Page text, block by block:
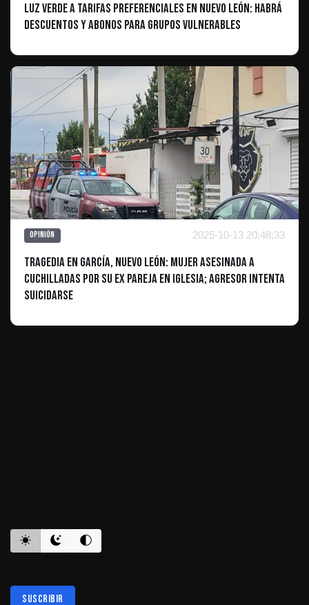
Luz Verde a Tarifas Preferenciales en Nuevo León: Habrá
Descuentos y Abonos para Grupos Vulnerables
Opinión 2025-10-13 20:48:33
Tragedia en García, Nuevo León: Mujer Asesinada a
Cuchilladas por su Ex Pareja en Iglesia; Agresor Intenta
Suicidarse
Suscribir